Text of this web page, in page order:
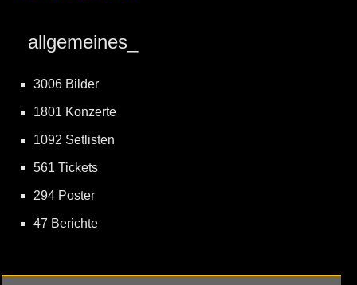
allgemeines_
3006 Bilder
1801 Konzerte
1092 Setlisten
561 Tickets
294 Poster
47 Berichte